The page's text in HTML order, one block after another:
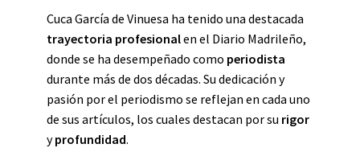
Cuca García de Vinuesa ha tenido una destacada
trayectoria profesionalen el Diario Madrileño,
donde se ha desempeñado como periodista
durante más de dos décadas. Su dedicación y
pasión por el periodismo se reflejan en cada uno
de sus artículos, los cuales destacan por su rigor
yprofundidad.